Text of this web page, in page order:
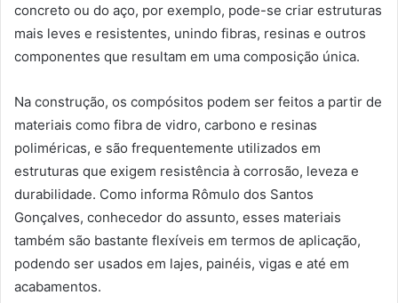
concreto ou do aço, por exemplo, pode-se criar estruturas
mais leves e resistentes, unindo fibras, resinas e outros
componentes que resultam em uma composição única.
Na construção, os compósitos podem ser feitos a partir de
materiais como fibra de vidro, carbono e resinas
poliméricas, e são frequentemente utilizados em
estruturas que exigem resistência à corrosão, leveza e
durabilidade. Como informa Rômulo dos Santos
Gonçalves, conhecedor do assunto, esses materiais
também são bastante flexíveis em termos de aplicação,
podendo ser usados em lajes, painéis, vigas e até em
acabamentos.